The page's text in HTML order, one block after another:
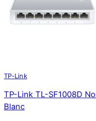
TP-Link
TP-Link TL-SF1008D
Blanc